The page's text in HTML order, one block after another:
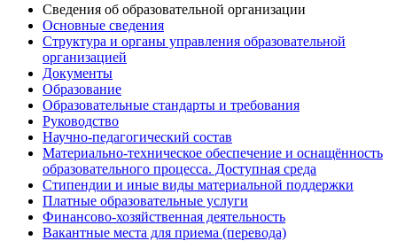
Сведения об образовательной организации
Основные сведения
Структура и органы управления образовательной
организацией
Документы
Образование
Образовательные стандарты и требования
Руководство
Научно-педагогический состав
Материально-техническое обеспечение и оснащённость
образовательного процесса. Доступная среда
Стипендии и иные виды материальной поддержки
Платные образовательные услуги
Финансово-хозяйственная деятельность
Вакантные места для приема (перевода)